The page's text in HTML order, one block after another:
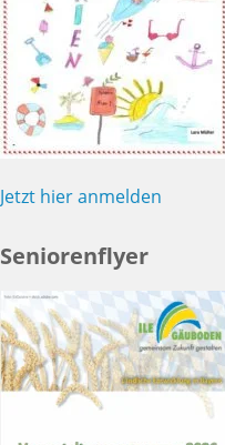
Jetzt hier anmelden
Seniorenflyer